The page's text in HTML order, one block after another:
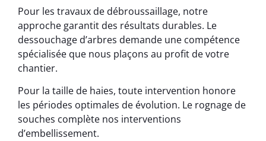
Pour les travaux de débroussaillage, notre
approche garantit des résultats durables. Le
dessouchage d’arbres demande une compétence
spécialisée que nous plaçons au profit de votre
chantier.
Pour la taille de haies, toute intervention honore
les périodes optimales de évolution. Le rognage de
souches complète nos interventions
d’embellissement.